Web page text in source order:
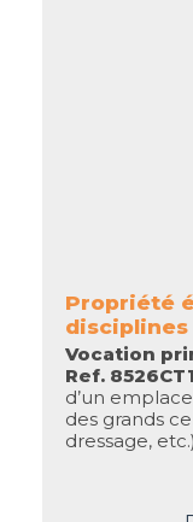
Propriété
disciplines
Vocation
Ref.
d’un
des grands
dressage,